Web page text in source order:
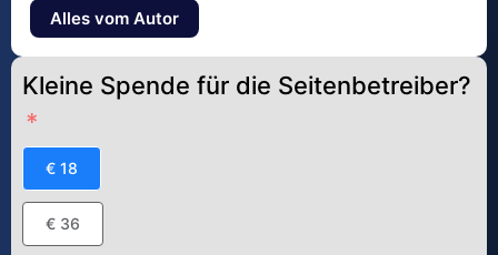
Alles vom Autor
Kleine Spende für die Seitenbetreiber?
€ 18
€ 36